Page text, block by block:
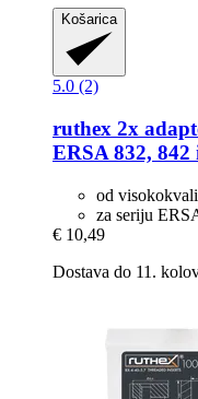
Košarica
5.0 (2)
ruthex 2x
ERSA 832, 842
od
za seriju
€ 10,49
Dostava do 11.